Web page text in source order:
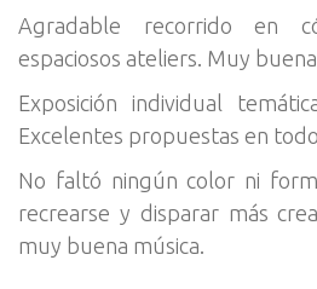
Agradable recorrido en
espaciosos ateliers. Muy
Exposición individual
Excelentes propuestas en
No faltó ningún color ni
recrearse y disparar más
muy buena música.